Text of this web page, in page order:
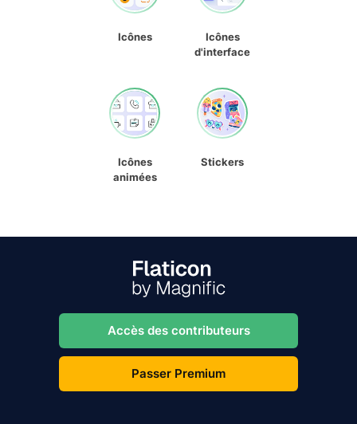
Icônes
Icônes
d'interface
Icônes
animées
Stickers
Accès des contributeurs
Passer Premium